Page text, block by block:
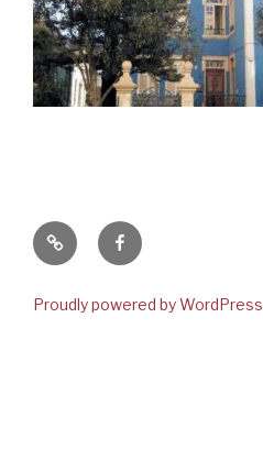
NewsletterFacebook
Proudly powered by WordPress